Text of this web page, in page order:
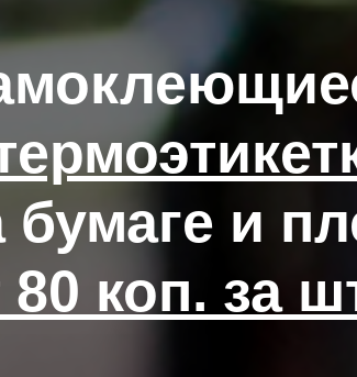
бумаге и
80 коп. за